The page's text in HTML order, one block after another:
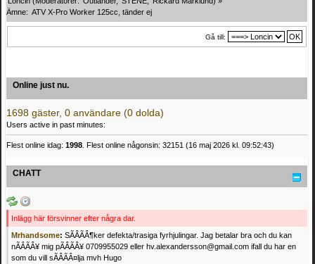
Ämne: ATV X-Pro Worker 125cc, tänder ej
Gå till:
Online just nu.
1698 gäster, 0 användare (0 dolda)
Users active in past minutes:
Flest online idag: 1998 . Flest online någonsin: 32151 (16 maj 2026 kl. 09:52:43)
CHATT
Inlägg här försvinner efter några dar.
Mrhandsome: SÃÂÃÂ¶ker defekta/trasiga fyrhjulingar. Jag betalar bra och du kan
nÃÂÃÂ¥ mig pÃÂÃÂ¥ 0709955029 eller hv.alexandersson@gmail.com ifall du har en
som du vill sÃÂÃÂ¤lja mvh Hugo